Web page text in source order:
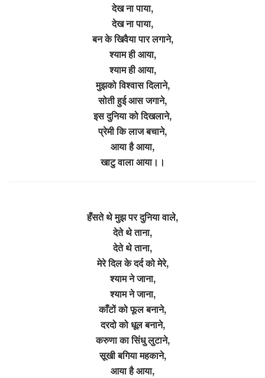
देख ना पाया,
देख ना पाया,
बन के खिवैया पार लगाने,
श्याम ही आया,
श्याम ही आया,
मुझको विश्वास दिलाने,
सोती हुई आस जगाने,
इस दुनिया को दिखलाने,
प्रेमी कि लाज बचाने,
आया है आया,
खाटु वाला आया।।
हँसते थे मुझ पर दुनिया वाले,
देते थे ताना,
देते थे ताना,
मेरे दिल के दर्द को मेरे,
श्याम ने जाना,
श्याम ने जाना,
काँटों को फूल बनाने,
दरदो को धूल बनाने,
करुणा का सिंधु लुटाने,
सूखी बगिया महकाने,
आया है आया,